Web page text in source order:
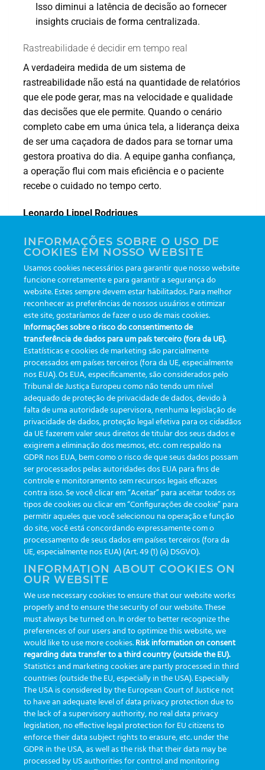
Isso diminui a latência de decisão ao fornecer
insights cruciais de forma centralizada.
Rastreabilidade é decidir em tempo real
A verdadeira medida de um sistema de
rastreabilidade não está na quantidade de relatórios
que ele pode gerar, mas na velocidade e qualidade
das decisões que ele permite. Quando o cenário
completo cabe em uma única tela, a liderança deixa
de ser uma caçadora de dados para se tornar uma
gestora proativa do dia. A equipe ganha confiança,
a operação flui com mais eficiência e o paciente
recebe o cuidado no tempo certo.
Leonardo Lippel Rodrigues
La inteligencia artificial en la
toma de decisiones: por qué
es importante (y cómo está
revolucionando el
laboratorio).
Cómo la trazabilidad expone
y detiene el desperdicio de
materiales en la atención
CATEGORÍAS
Actualizaciones(19)
Eventos(19)
Funcionalidades(35)
Boletines(111)
TAGS
auditoria automação
congresso customização dashboard DICQ eficiência
enterprise etrack flebotomista governança clínica
GreinerBioOne greinerbioonebr HL7 IA informação
inovação ISO15189 laboratório novas tecnologias PALC
preanalitica processo de coleta produtividade
Pré-analítica qualidade rastreabilidade RDC
rotina laboratorial saúde tecnologia tomada de decisão
Transformação Transformação Digital tubos usabilidade
VACUETTE®
INFORMAÇÕES SOBRE O USO DE
COOKIES EM NOSSO WEBSITE
Usamos cookies necessários para garantir que nosso website
funcione corretamente e para garantir a segurança do
website. Estes sempre devem estar habilitados. Para melhor
reconhecer as preferências de nossos usuários e otimizar
este site, gostaríamos de fazer o uso de mais cookies.
Informações sobre o risco do consentimento de
transferência de dados para um país terceiro (fora da UE).
Estatísticas e cookies de marketing são parcialmente
processados em países terceiros (fora da UE, especialmente
nos EUA). Os EUA, especificamente, são considerados pelo
Tribunal de Justiça Europeu como não tendo um nível
adequado de proteção de privacidade de dados, devido à
falta de uma autoridade supervisora, nenhuma legislação de
privacidade de dados, proteção legal efetiva para os cidadãos
da UE fazerem valer seus direitos de titular dos seus dados e
exigirem a eliminação dos mesmos, etc. com respaldo na
GDPR nos EUA, bem como o risco de que seus dados possam
ser processados pelas autoridades dos EUA para fins de
controle e monitoramento sem recursos legais eficazes
contra isso. Se você clicar em “Aceitar” para aceitar todos os
tipos de cookies ou clicar em “Configurações de cookie” para
permitir aqueles que você selecionou na operação e função
do site, você está concordando expressamente com o
processamento de seus dados em países terceiros (fora da
UE, especialmente nos EUA) (Art. 49 (1) (a) DSGVO).
INFORMATION ABOUT COOKIES ON
OUR WEBSITE
We use necessary cookies to ensure that our website works
properly and to ensure the security of our website. These
must always be turned on. In order to better recognize the
preferences of our users and to optimize this website, we
would like to use more cookies.Risk information on consent
regarding data transfer to a third country (outside the EU).
Statistics and marketing cookies are partly processed in third
countries (outside the EU, especially in the USA). Especially
The USA is considered by the European Court of Justice not
to have an adequate level of data privacy protection due to
the lack of a supervisory authority, no real data privacy
legislation, no effective legal protection for EU citizens to
enforce their data subject rights to erasure, etc. under the
GDPR in the USA, as well as the risk that their data may be
processed by US authorities for control and monitoring